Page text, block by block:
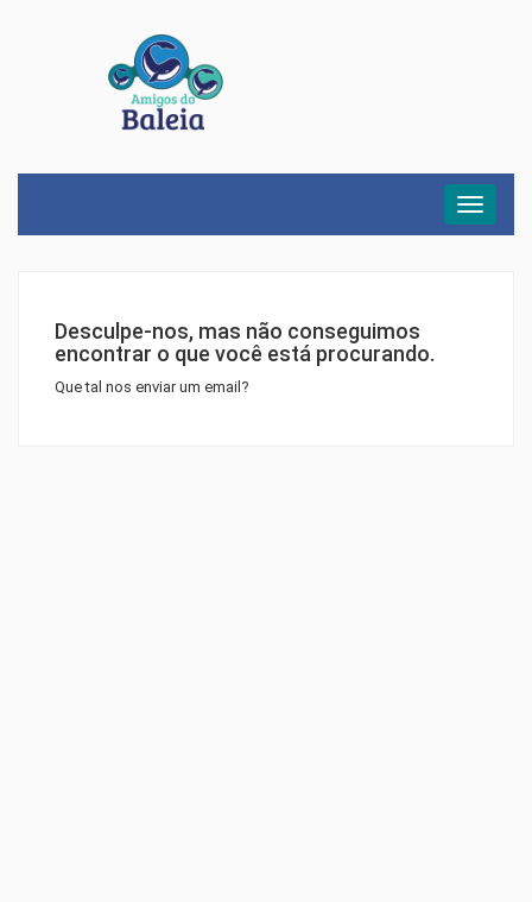
Menu
Desculpe-nos, mas não conseguimos
encontrar o que você está procurando.
Que tal nos enviar um email?